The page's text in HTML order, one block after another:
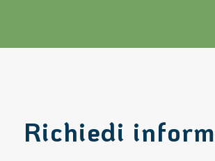
Richiedi